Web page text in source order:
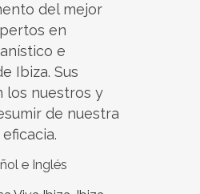
del mejor
en
e
Ibiza. Sus
los nuestros y
de nuestra
e Inglés